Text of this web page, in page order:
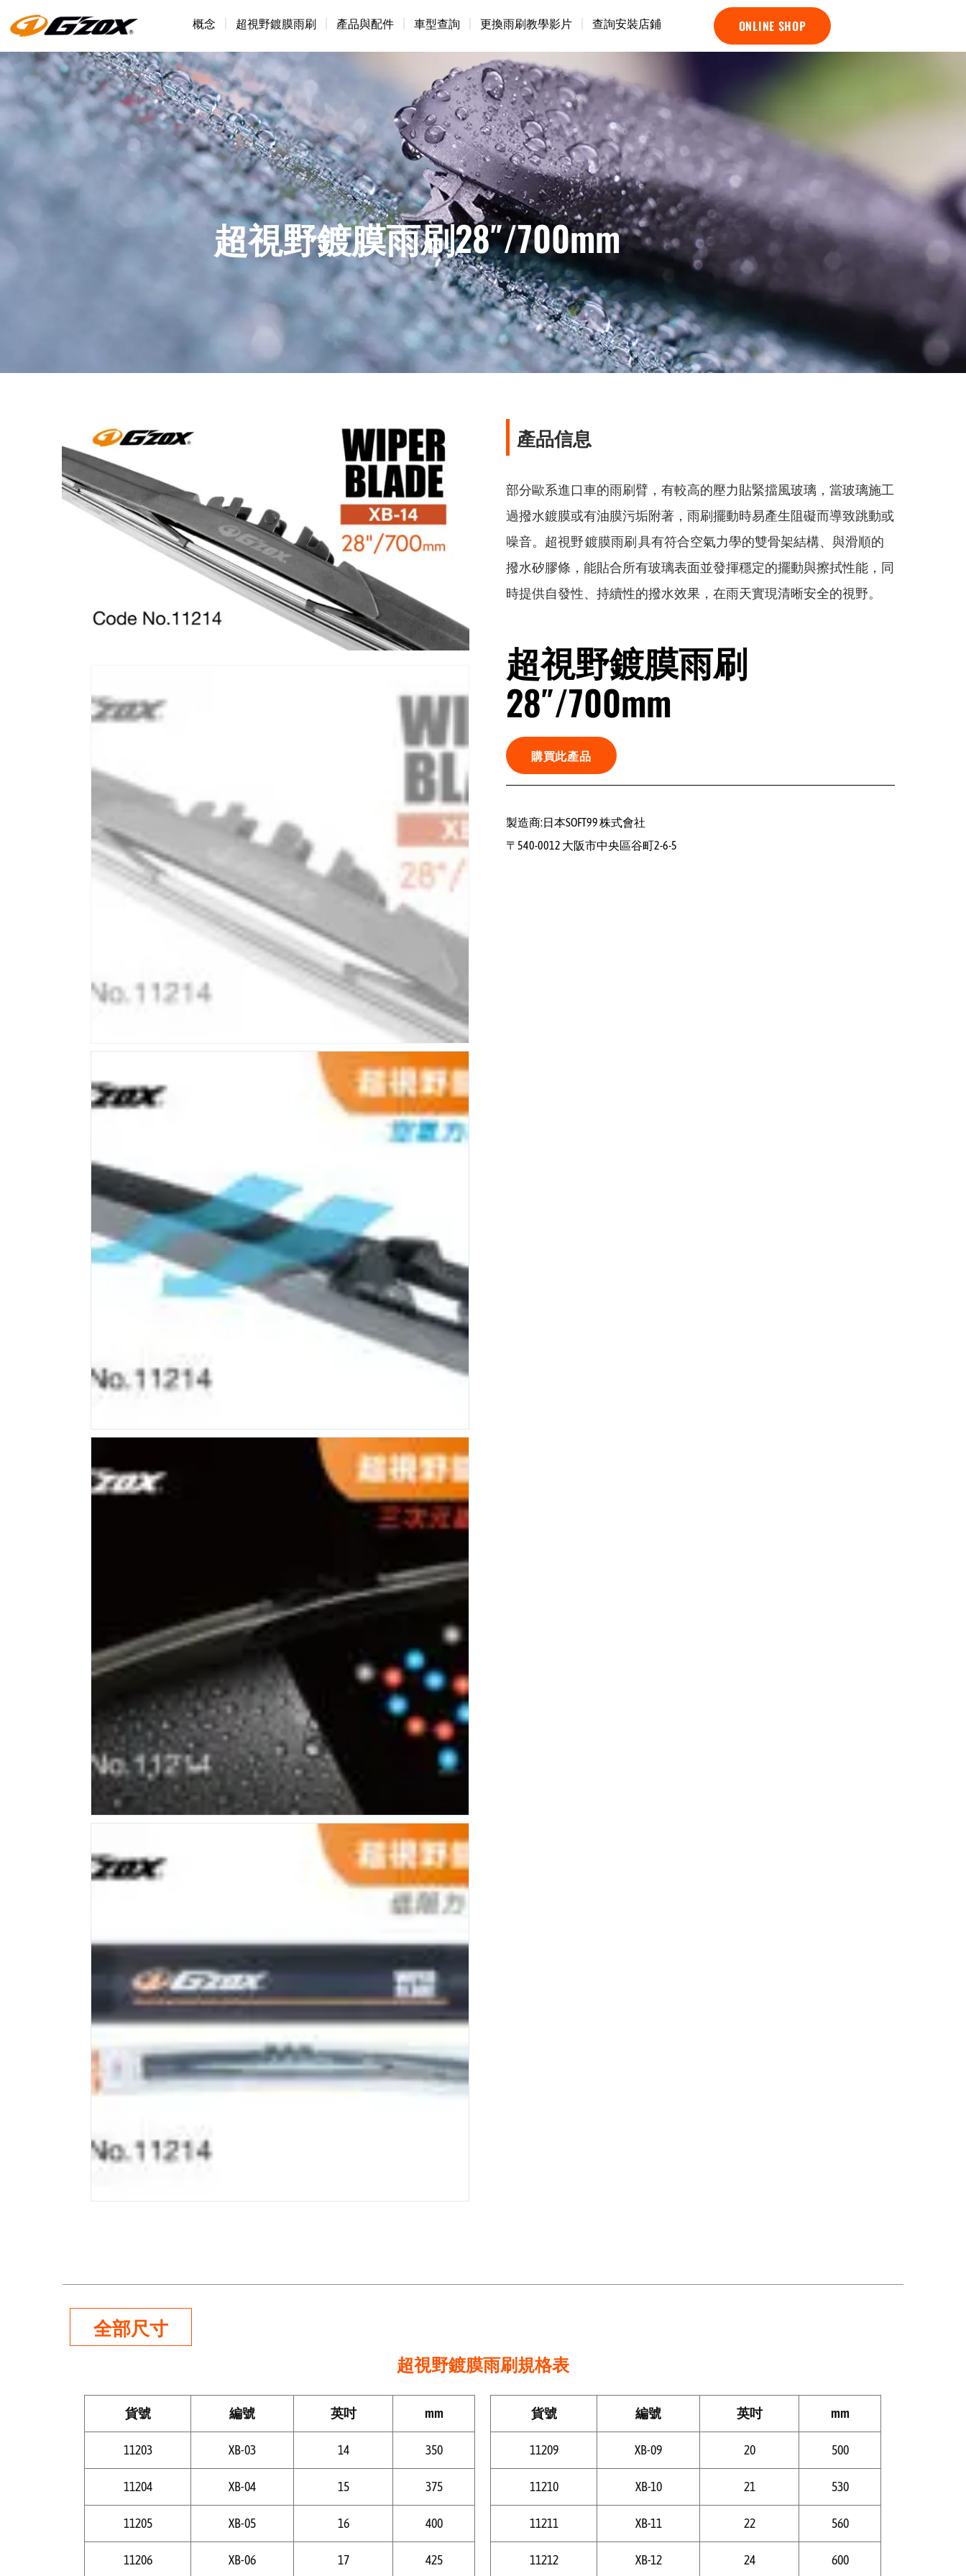
概念 超視野鍍膜雨刷 產品與配件 車型查詢 更換雨刷教學影片 查詢安裝店鋪 ONLINE SHOP
超視野鍍膜雨刷28″/700mm
產品信息
部分歐系進口車的雨刷臂，有較高的壓力貼緊擋風玻璃，當玻璃施工
過撥水鍍膜或有油膜污垢附著，雨刷擺動時易產生阻礙而導致跳動或
噪音。超視野 鍍膜雨刷 具有符合空氣力學的雙骨架結構、與滑順的
撥水矽膠條，能貼合所有玻璃表面並發揮穩定的擺動與擦拭性能，同
時提供自發性、持續性的撥水效果，在雨天實現清晰安全的視野。
超視野鍍膜雨刷
28″/700mm
購買此產品
製造商:日本SOFT99 株式會社
〒540-0012 大阪市中央區谷町2-6-5
全部尺寸
超視野鍍膜雨刷規格表
貨號 編號 英吋 mm
11203 XB-03 14 350
11204 XB-04 15 375
11205 XB-05 16 400
11206 XB-06 17 425
貨號 編號 英吋 mm
11209 XB-09 20 500
11210 XB-10 21 530
11211 XB-11 22 560
11212 XB-12 24 600